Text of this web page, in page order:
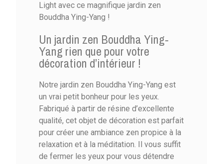
Light avec ce magnifique jardin zen
Bouddha Ying-Yang !
Un jardin zen Bouddha Ying-
Yang rien que pour votre
décoration d’intérieur !
Notre jardin zen Bouddha Ying-Yang est
un vrai petit bonheur pour les yeux.
Fabriqué à partir de résine d’excellente
qualité, cet objet de décoration est parfait
pour créer une ambiance zen propice à la
relaxation et à la méditation. Il vous suffit
de fermer les yeux pour vous détendre